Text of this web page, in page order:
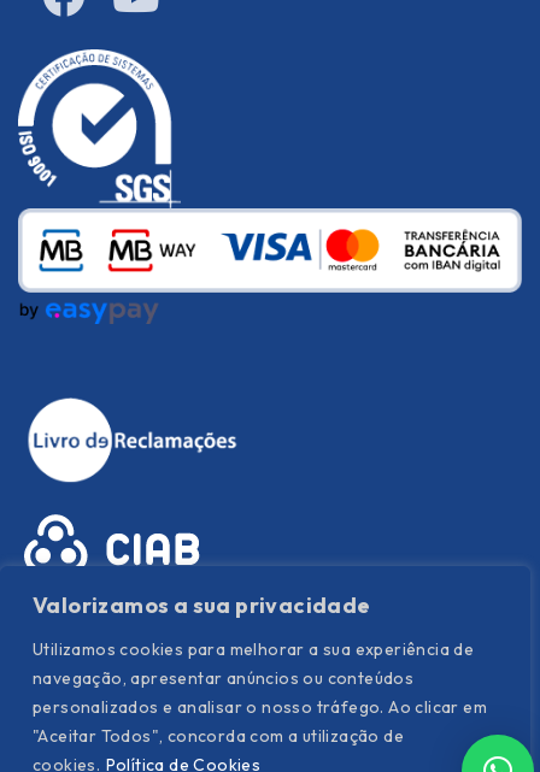
Valorizamos a sua privacidade
Utilizamos cookies para melhorar a sua experiência de
navegação, apresentar anúncios ou conteúdos
personalizados e analisar o nosso tráfego. Ao clicar em
"Aceitar Todos", concorda com a utilização de
cookies. Política de Cookies
Política de Privacidade|Política de Cookies |
Termos e